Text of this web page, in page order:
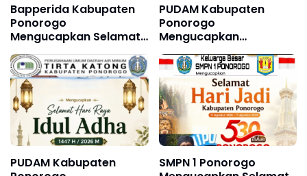
Bapperida Kabupaten
Ponorogo
Mengucapkan Selamat
Hari Jadi Kabupaten
Ponorogo ke 530, 11
Agustus 1496 - 11
Agustus 2026
PUDAM Kabupaten
Ponorogo
Mengucapkan
Dirgahayu Republik
Indonesia ke 81, 17
Agustus 1945 - 17
Agustus 2026
PUDAM Kabupaten
SMPN 1 Ponorogo